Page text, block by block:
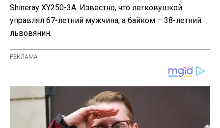
Shineray XY250-3A. Известно, что легковушкой
управлял 67-летний мужчина, а байком – 38-летний
львовянин.